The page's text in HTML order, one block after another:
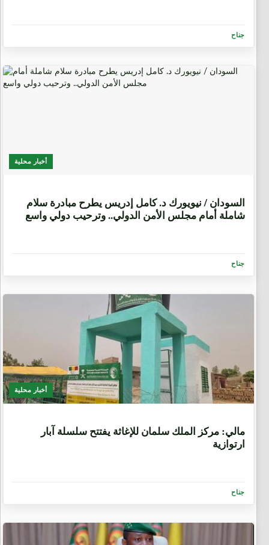
جناح
أخبار محلية
السودان / نيويورك د. كامل إدريس يطرح مبادرة سلام
شاملة أمام مجلس الأمن الدولي.. وترحيب دولي واسع
جناح
أخبار محلية
مالي: مركز الملك سلمان للإغاثة يفتتح سلسلة آبار
ارتوازية
جناح